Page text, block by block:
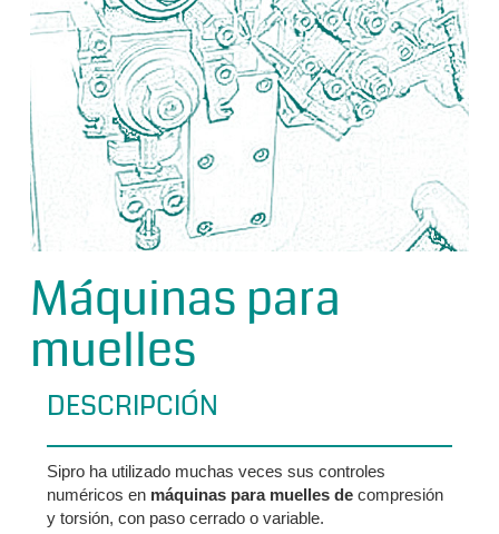
Máquinas para
muelles
DESCRIPCIÓN
Sipro ha utilizado muchas veces sus controles
numéricos en máquinas para muelles de compresión
y torsión, con paso cerrado o variable.